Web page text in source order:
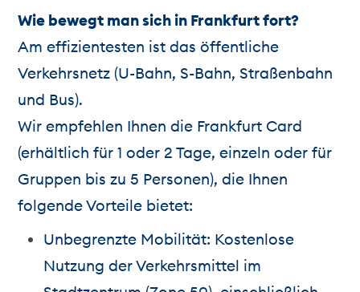
Wie bewegt man sich in Frankfurt fort?
Am effizientesten ist das öffentliche
Verkehrsnetz (U-Bahn, S-Bahn, Straßenbahn
und Bus).
Wir empfehlen Ihnen die Frankfurt Card
(erhältlich für 1 oder 2 Tage, einzeln oder für
Gruppen bis zu 5 Personen), die Ihnen
folgende Vorteile bietet:
Unbegrenzte Mobilität: Kostenlose
Nutzung der Verkehrsmittel im